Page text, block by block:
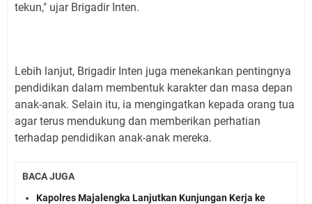
tekun," ujar Brigadir Inten.
Lebih lanjut, Brigadir Inten juga menekankan pentingnya
pendidikan dalam membentuk karakter dan masa depan
anak-anak. Selain itu, ia mengingatkan kepada orang tua
agar terus mendukung dan memberikan perhatian
terhadap pendidikan anak-anak mereka.
BACA JUGA
Kapolres Majalengka Lanjutkan Kunjungan Kerja ke